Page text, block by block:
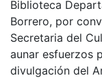
Biblioteca
Borrero, por
Secretaria del
aunar esfuerzos
divulgación del